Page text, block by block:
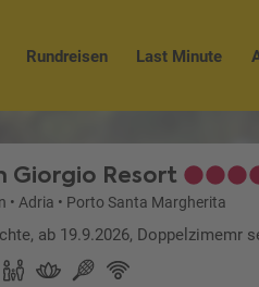
Rundreisen Last Minute
Giorgio Resort
• Adria • Porto Santa Margherita
ab 19.9.2026, Doppelzimemr